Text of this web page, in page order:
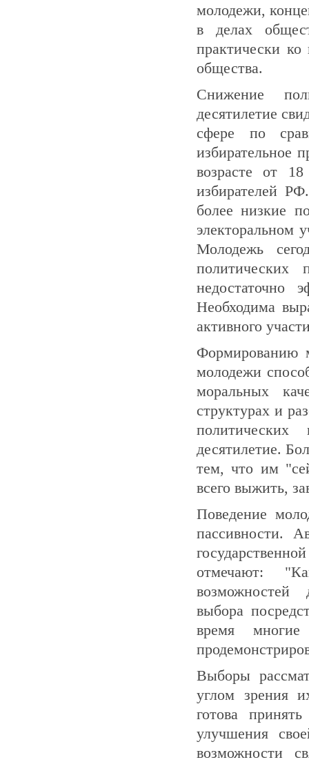
молодежи,
в делах
практически ко
общества.
Снижение
десятилетие
сфере по
избирательное
возрасте от
избирателей
более низкие
электоральном
Молодежь
политических
недостаточно
Необходима
активного
Формированию
молодежи
моральных
структурах и
десятилетие.
тем, что им
всего выжить,
Поведение
пассивности.
отмечают:
возможностей
выбора
время
Выборы
углом зрения
готова
улучшения
возможности